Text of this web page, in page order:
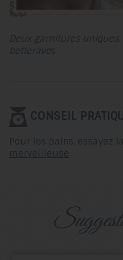
Deux garnitures
betteraves
CONSEIL
Pour les pains, essayez
merveilleuse